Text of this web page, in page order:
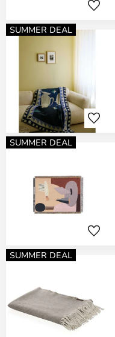
SUMMER DEAL
SUMMER DEAL
SUMMER DEAL